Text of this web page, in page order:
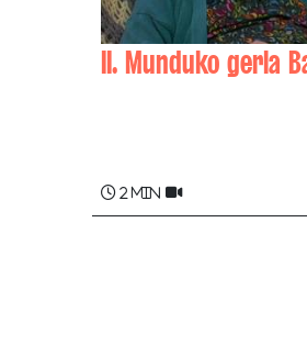
II. Munduko gerla
2 min